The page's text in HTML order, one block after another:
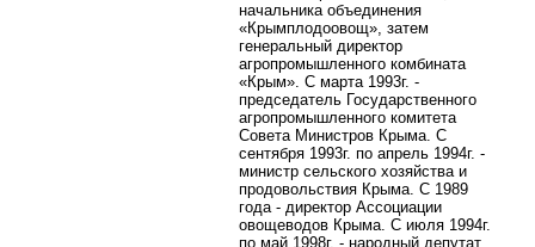
начальника объединения
«Крымплодоовощ», затем
генеральный директор
агропромышленного комбината
«Крым». С марта 1993г. -
председатель Государственного
агропромышленного комитета
Совета Министров Крыма. С
сентября 1993г. по апрель 1994г. -
министр сельского хозяйства и
продовольствия Крыма. С 1989
года - директор Ассоциации
овощеводов Крыма. С июля 1994г.
по май 1998г. - народный депутат